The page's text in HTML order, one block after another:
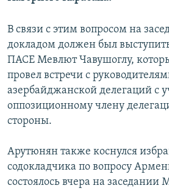
В связи с этим вопросом на
докладом должен был
ПАСЕ Мевлют Чавушоглу,
провел встречи с
азербайджанской делегаций с
оппозиционному члену
стороны.
Арутюнян также коснулся
содокладчика по вопросу
состоялось вчера на заседании